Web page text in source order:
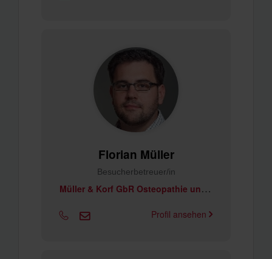
Florian Müller
Besucherbetreuer/in
M
üller & Korf GbR Osteopathie und Physiotherapie
Profil ansehen